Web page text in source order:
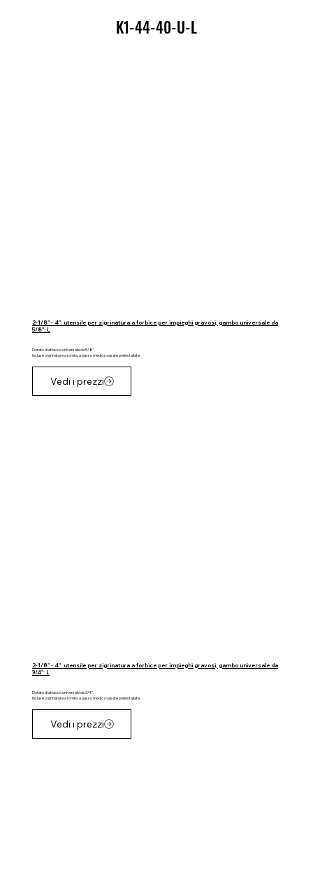
K1-44-40-U-L
K1-44-40-U-L
2-1/8" - 4": utensile per zigrinatura a forbice per impieghi gravosi, gambo universale da
5/8": L
Dotato di attacco universale da 5/8".
Incluse zigrinature a rombo a passo medio svasate preinstallate.
Vedi i prezzi
2-1/8" - 4": utensile per zigrinatura a forbice per impieghi gravosi, gambo universale da
3/4": L
Dotato di attacco universale da 3/4".
Incluse zigrinature a rombo a passo medio svasate preinstallate.
Vedi i prezzi